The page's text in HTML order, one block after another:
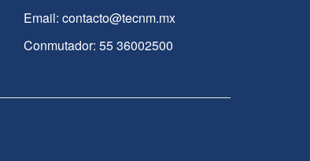
Email: contacto@tecnm.mx
Conmutador: 55 36002500